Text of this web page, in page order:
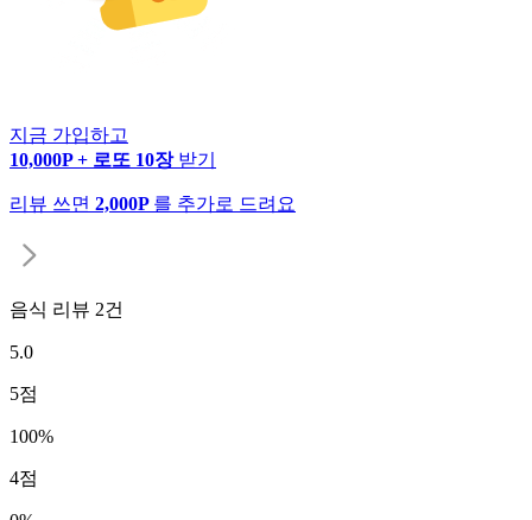
지금 가입하고
10,000P + 로또 10장 받기
리뷰 쓰면 2,000P 를 추가로 드려요
음식 리뷰 2건
5.0
5점
100%
4점